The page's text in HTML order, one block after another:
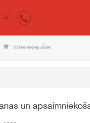
LV
Interesējošie
un